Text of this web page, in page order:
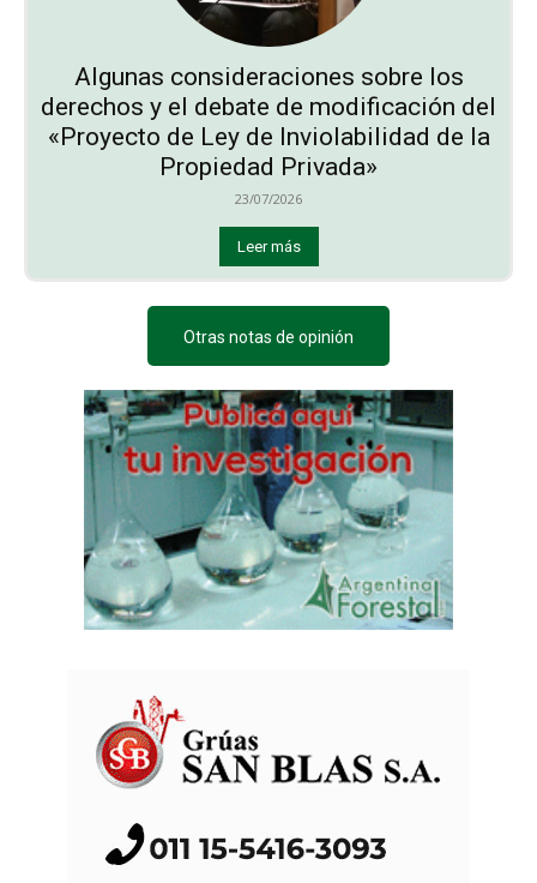
Algunas consideraciones sobre los
derechos y el debate de modificación del
«Proyecto de Ley de Inviolabilidad de la
Propiedad Privada»
23/07/2026
Leer más
Otras notas de opinión